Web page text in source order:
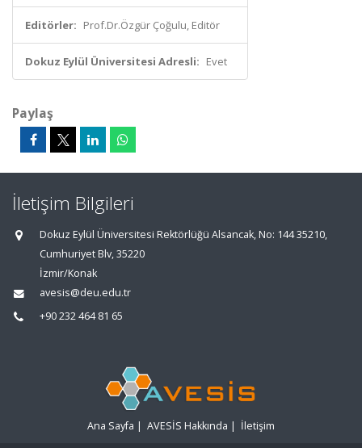
Editörler: Prof.Dr.Özgür Çoğulu, Editör
Dokuz Eylül Üniversitesi Adresli: Evet
Paylaş
İletişim Bilgileri
Dokuz Eylül Üniversitesi Rektörlüğü Alsancak, No: 144 35210,
Cumhuriyet Blv, 35220
İzmir/Konak
avesis@deu.edu.tr
+90 232 464 81 65
Ana Sayfa | AVESİS Hakkında | İletişim